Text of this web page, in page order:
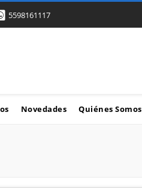
5598161117
Novedades Quiénes Somos